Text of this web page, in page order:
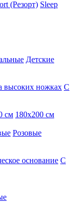
(Резорт) Sleep
Детские
высоких ножках С
см 180х200 см
Розовые
основание С